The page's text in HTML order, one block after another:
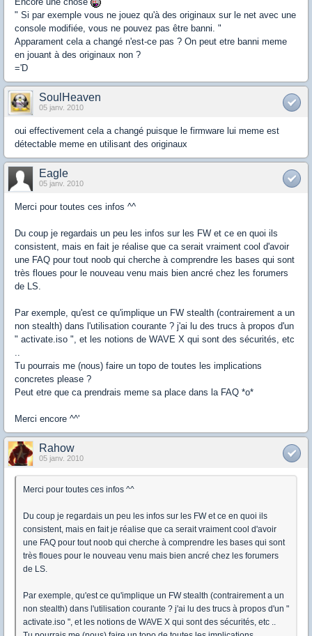
" Si par exemple vous ne jouez qu'à des originaux sur le net avec une
console modifiée, vous ne pouvez pas être banni. "
Apparament cela a changé n'est-ce pas ? On peut etre banni meme
en jouant à des originaux non ?
='D
SoulHeaven
05 janv. 2010
oui effectivement cela a changé puisque le firmware lui meme est
détectable meme en utilisant des originaux
Eagle
05 janv. 2010
Merci pour toutes ces infos ^^
Du coup je regardais un peu les infos sur les FW et ce en quoi ils
consistent, mais en fait je réalise que ca serait vraiment cool d'avoir
une FAQ pour tout noob qui cherche à comprendre les bases qui sont
très floues pour le nouveau venu mais bien ancré chez les forumers
de LS.
Par exemple, qu'est ce qu'implique un FW stealth (contrairement a un
non stealth) dans l'utilisation courante ? j'ai lu des trucs à propos d'un
" activate.iso ", et les notions de WAVE X qui sont des sécurités, etc
..
Tu pourrais me (nous) faire un topo de toutes les implications
concretes please ?
Peut etre que ca prendrais meme sa place dans la FAQ *o*
Merci encore ^^'
Rahow
05 janv. 2010
Merci pour toutes ces infos ^^
Du coup je regardais un peu les infos sur les FW et ce en quoi ils
consistent, mais en fait je réalise que ca serait vraiment cool d'avoir
une FAQ pour tout noob qui cherche à comprendre les bases qui sont
très floues pour le nouveau venu mais bien ancré chez les forumers
de LS.
Par exemple, qu'est ce qu'implique un FW stealth (contrairement a un
non stealth) dans l'utilisation courante ? j'ai lu des trucs à propos d'un "
activate.iso ", et les notions de WAVE X qui sont des sécurités, etc ..